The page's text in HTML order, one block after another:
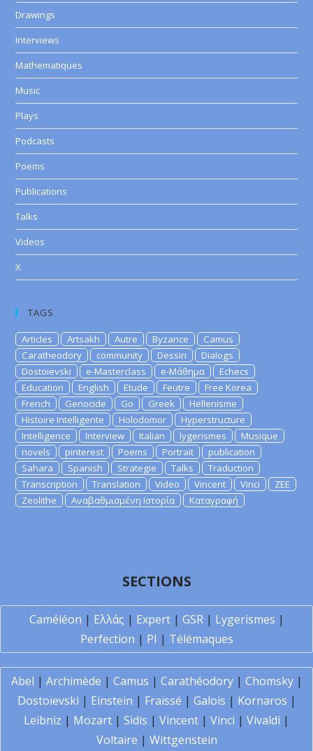
Drawings
Interviews
Mathematiques
Music
Plays
Podcasts
Poems
Publications
Talks
Videos
X
TAGS
Articles Artsakh Autre Byzance
Camus
Caratheodory
community Dessin
Dialogs
Dostoievski
e-Masterclass e-Μάθημα
Echecs
Education
English Etude Feutre
Free Korea
French
Genocide Go Greek
Hellenisme
Histoire Intelligente
Holodomor
Hyperstructure
Intelligence
Interview Italian lygerismes
Musique
novels
pinterest Poems Portrait
publication
Sahara
Spanish Strategie Talks
Traduction
Transcription
Translation Video Vincent Vinci
ZEE
Zeolithe
Αναβαθμισμένη Ιστορία Καταγραφή
SECTIONS
Caméléon | Ελλάς | Expert| GSR| Lygerismes |
Perfection | PI | Télémaques
Abel | Archimède | Camus | Carathéodory| Chomsky|
Dostoïevski | Einstein | Fraïssé | Galois | Kornaros |
Leibniz | Mozart | Sidis | Vincent | Vinci | Vivaldi |
Voltaire | Wittgenstein